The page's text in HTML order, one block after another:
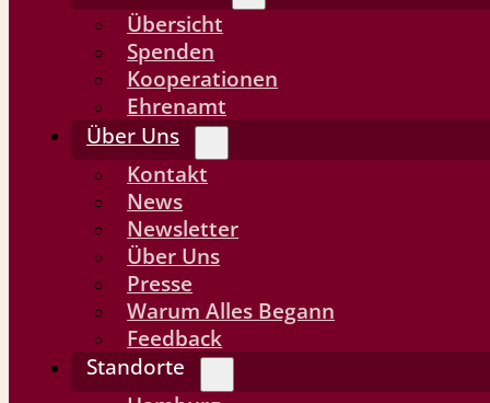
Übersicht
Spenden
Kooperationen
Ehrenamt
Über Uns
Kontakt
News
Newsletter
Über Uns
Presse
Warum Alles Begann
Feedback
Standorte